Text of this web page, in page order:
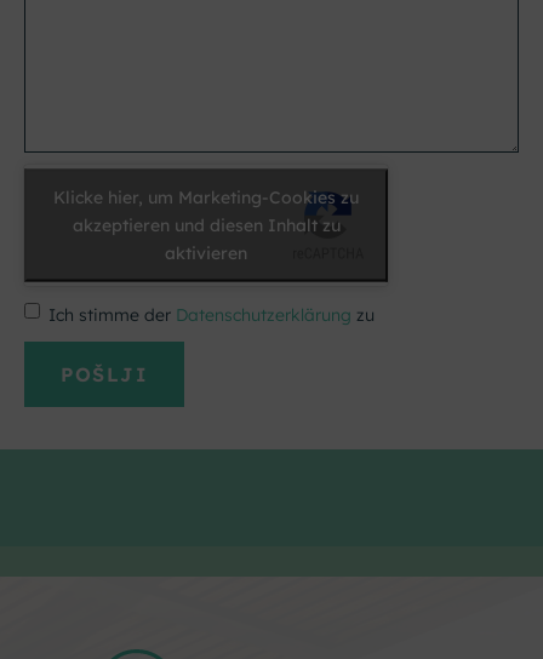
Klicke hier, um Marketing-Cookies zu
akzeptieren und diesen Inhalt zu
aktivieren
Ich stimme der Datenschutzerklärung zu